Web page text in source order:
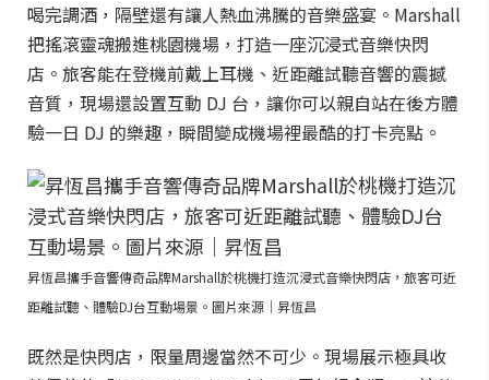
喝完調酒，隔壁還有讓人熱血沸騰的音樂盛宴。Marshall
把搖滾靈魂搬進桃園機場，打造一座沉浸式音樂快閃
店。旅客能在登機前戴上耳機、近距離試聽音響的震撼
音質，現場還設置互動 DJ 台，讓你可以親自站在後方體
驗一日 DJ 的樂趣，瞬間變成機場裡最酷的打卡亮點。
昇恆昌攜手音響傳奇品牌Marshall於桃機打造沉浸式音樂快閃店，旅客可近
距離試聽、體驗DJ台互動場景。圖片來源｜昇恆昌
既然是快閃店，限量周邊當然不可少。現場展示極具收